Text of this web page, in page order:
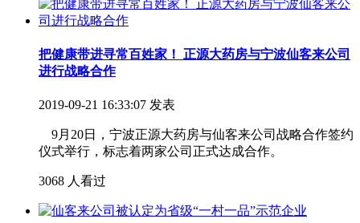
把健康带进寻常百姓家！ 正源大药房与宁波仙客来公司
进行战略合作
2019-09-21 16:33:07 发表
9月20日，宁波正源大药房与仙客来公司战略合作签约
仪式举行，标志着两家公司正式达成合作。
3068 人看过